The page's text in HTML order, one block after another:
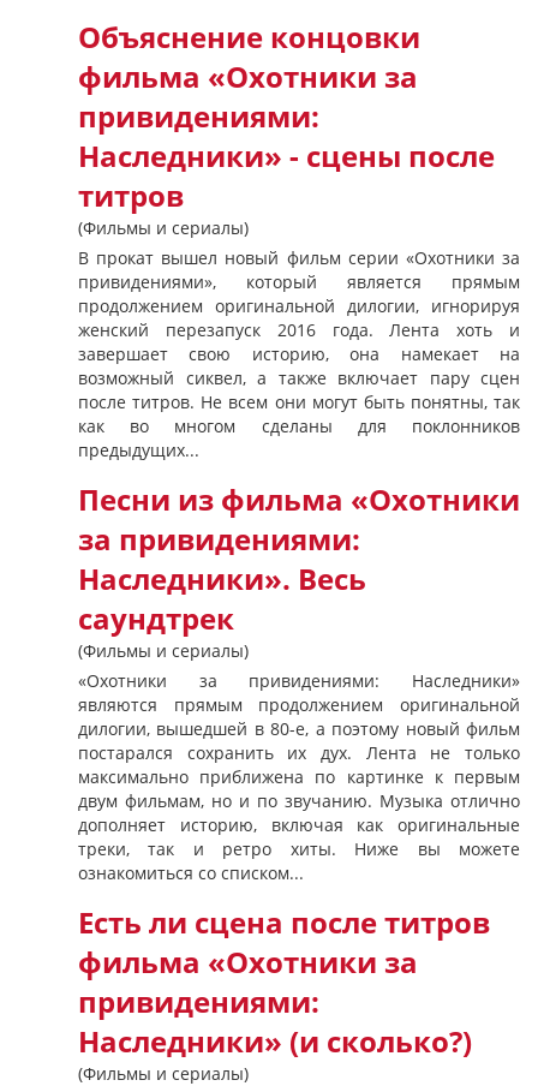
Объяснение концовки
фильма «Охотники за
привидениями:
Наследники» - сцены после
титров
(Фильмы и сериалы)
В прокат вышел новый фильм серии «Охотники за
привидениями», который является прямым
продолжением оригинальной дилогии, игнорируя
женский перезапуск 2016 года. Лента хоть и
завершает свою историю, она намекает на
возможный сиквел, а также включает пару сцен
после титров. Не всем они могут быть понятны, так
как во многом сделаны для поклонников
предыдущих...
Песни из фильма «Охотники
за привидениями:
Наследники». Весь
саундтрек
(Фильмы и сериалы)
«Охотники за привидениями: Наследники»
являются прямым продолжением оригинальной
дилогии, вышедшей в 80-е, а поэтому новый фильм
постарался сохранить их дух. Лента не только
максимально приближена по картинке к первым
двум фильмам, но и по звучанию. Музыка отлично
дополняет историю, включая как оригинальные
треки, так и ретро хиты. Ниже вы можете
ознакомиться со списком...
Есть ли сцена после титров
фильма «Охотники за
привидениями:
Наследники» (и сколько?)
(Фильмы и сериалы)